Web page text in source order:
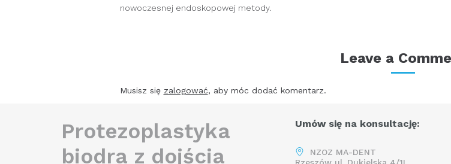
nowoczesnej endoskopowej metody.
Leave a
Musisz się zalogować, aby móc dodać komentarz.
Protezoplastyka
biodra z dojścia
Umów się na konsultację:
NZOZ MA-DENT